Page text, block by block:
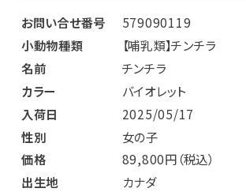
お問い合せ番号
579090119
小動物種類
【哺乳類】チンチラ
名前
チンチラ
カラー
バイオレット
入荷日
2025/05/17
性別
女の子
価格
89,800円（税込）
出生地
カナダ